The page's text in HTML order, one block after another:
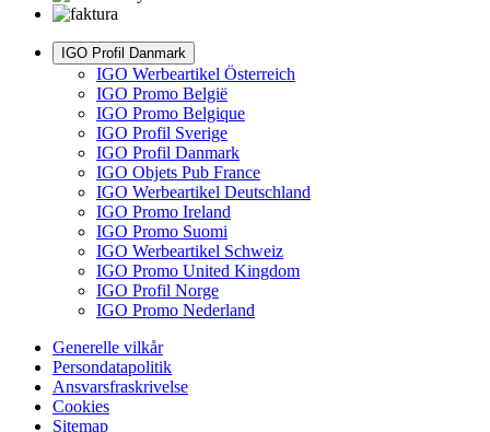
IGO Profil Danmark
IGO Werbeartikel Österreich
IGO Promo België
IGO Promo Belgique
IGO Profil Sverige
IGO Profil Danmark
IGO Objets Pub France
IGO Werbeartikel Deutschland
IGO Promo Ireland
IGO Promo Suomi
IGO Werbeartikel Schweiz
IGO Promo United Kingdom
IGO Profil Norge
IGO Promo Nederland
Generelle vilkår
Persondatapolitik
Ansvarsfraskrivelse
Cookies
Sitemap